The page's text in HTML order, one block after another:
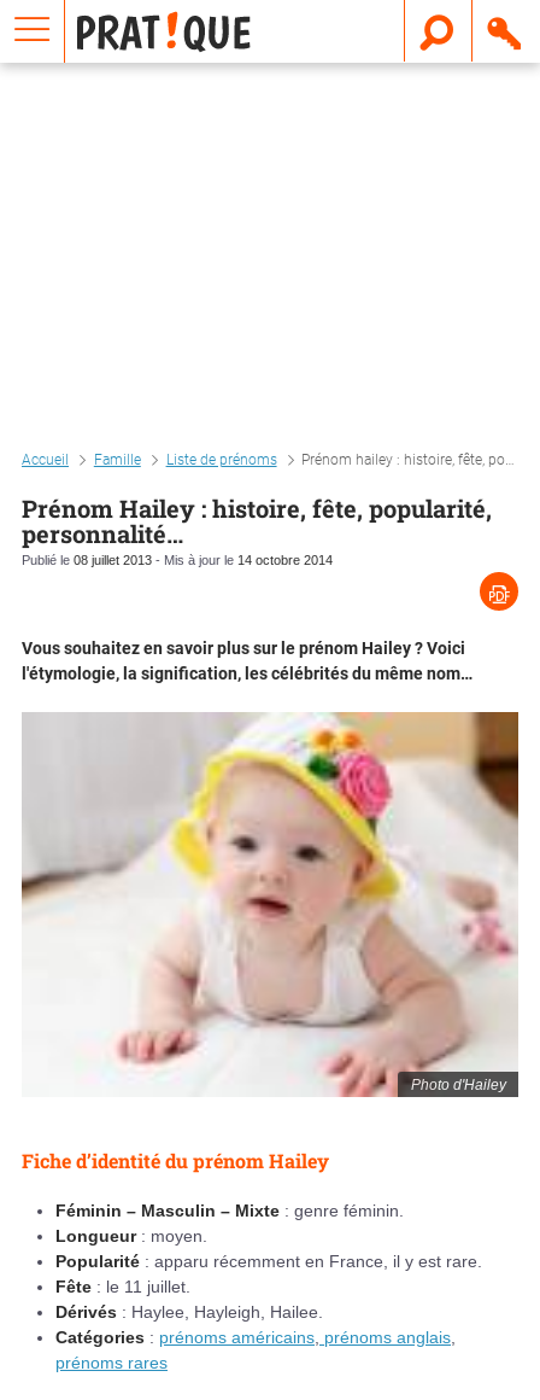
Accueil Famille Liste de prénoms Prénom hailey : histoire, fête, popularité, personnalité…
Prénom Hailey : histoire, fête, popularité,
personnalité…
Publié le 08 juillet 2013 - Mis à jour le 14 octobre 2014
Photo d'Hailey
Vous souhaitez en savoir plus sur le prénom Hailey ? Voici
l'étymologie, la signification, les célébrités du même nom…
Fiche d’identité du prénom Hailey
Féminin – Masculin – Mixte : genre féminin.
Longueur: moyen.
Popularité : apparu récemment en France, il y est rare.
Fête : le 11 juillet.
Dérivés : Haylee, Hayleigh, Hailee.
Catégories : prénoms américains prénoms anglais
prénoms rares
E
m
a